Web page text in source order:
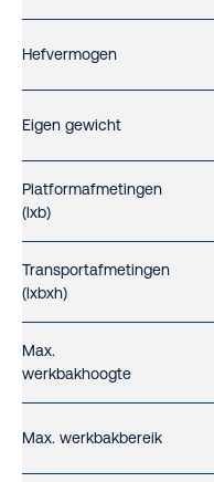
Hefvermogen
Eigen gewicht
Platformafmetingen
(lxb)
Transportafmetingen
(lxbxh)
Max.
werkbakhoogte
Max. werkbakbereik